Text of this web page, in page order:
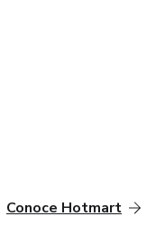
Conoce Hotmart